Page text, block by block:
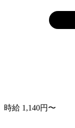
時給 1,140円〜